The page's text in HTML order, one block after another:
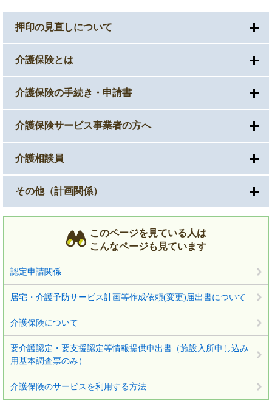
押印の見直しについて
介護保険とは
介護保険の手続き・申請書
介護保険サービス事業者の方へ
介護相談員
その他（計画関係）
このページを見ている人は
こんなページも見ています
認定申請関係
居宅・介護予防サービス計画等作成依頼(変更)届出書について
介護保険について
要介護認定・要支援認定等情報提供申出書（施設入所申し込み
用基本調査票のみ）
介護保険のサービスを利用する方法